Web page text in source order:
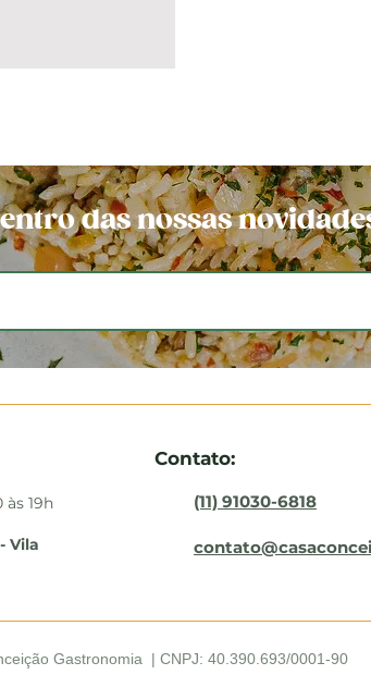
das nossas
às 19h
Vila
Contato:
(11) 91030-6818
Gastronomia | CNPJ: 40.390.693/0001-90